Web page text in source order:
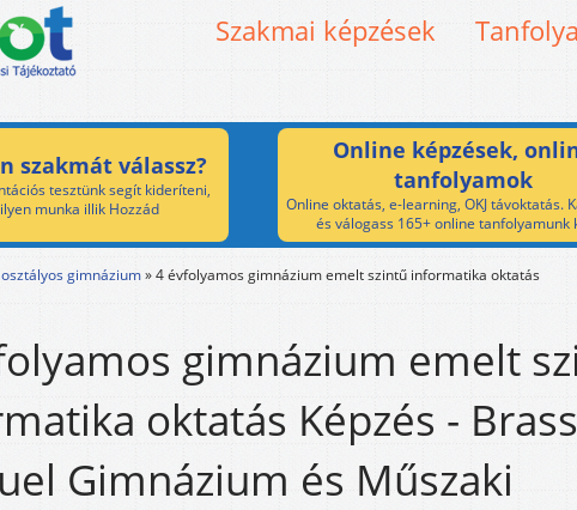
Szakmai képzések
szakmát válassz?
tesztünk segít kideríteni,
munka illik Hozzád
Online képzések,
tanfolyamok
Online oktatás, e-learning, OKJ távoktatás.
és válogass 165+ online tanfolyamunk
gimnázium»4 évfolyamos gimnázium emelt szintű informatika oktatás
gimnázium emelt
oktatás Képzés -
Gimnázium és Műszaki